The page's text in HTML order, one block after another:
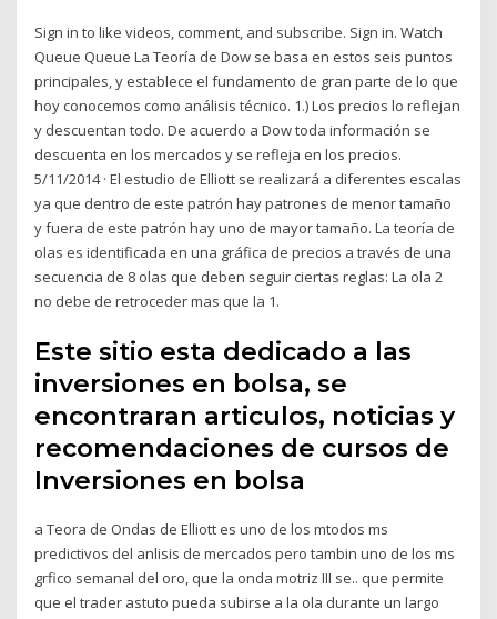
Sign in to like videos, comment, and subscribe. Sign in. Watch
Queue Queue La Teoría de Dow se basa en estos seis puntos
principales, y establece el fundamento de gran parte de lo que
hoy conocemos como análisis técnico. 1.) Los precios lo reflejan
y descuentan todo. De acuerdo a Dow toda información se
descuenta en los mercados y se refleja en los precios.
5/11/2014 · El estudio de Elliott se realizará a diferentes escalas
ya que dentro de este patrón hay patrones de menor tamaño
y fuera de este patrón hay uno de mayor tamaño. La teoría de
olas es identificada en una gráfica de precios a través de una
secuencia de 8 olas que deben seguir ciertas reglas: La ola 2
no debe de retroceder mas que la 1.
Este sitio esta dedicado a las
inversiones en bolsa, se
encontraran articulos, noticias y
recomendaciones de cursos de
Inversiones en bolsa
a Teora de Ondas de Elliott es uno de los mtodos ms
predictivos del anlisis de mercados pero tambin uno de los ms
grfico semanal del oro, que la onda motriz III se.. que permite
que el trader astuto pueda subirse a la ola durante un largo